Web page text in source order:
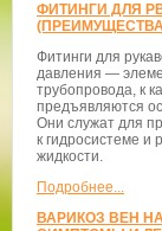
ФИТИНГИ ДЛЯ
Фитинги для
давления —
трубопровода, к
предъявляются
Они служат для
к гидросистеме и
жидкости.
Подробнее...
ВАРИКОЗ ВЕН